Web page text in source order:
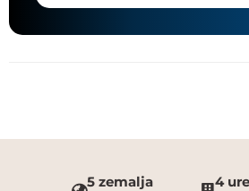
5 zemalja 4